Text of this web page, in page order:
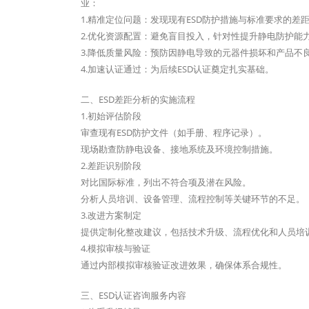
业：
1.精准定位问题：发现现有ESD防护措施与标准要求的差距
2.优化资源配置：避免盲目投入，针对性提升静电防护能力
3.降低质量风险：预防因静电导致的元器件损坏和产品不良
4.加速认证通过：为后续ESD认证奠定扎实基础。
二、ESD差距分析的实施流程
1.初始评估阶段
审查现有ESD防护文件（如手册、程序记录）。
现场勘查防静电设备、接地系统及环境控制措施。
2.差距识别阶段
对比国际标准，列出不符合项及潜在风险。
分析人员培训、设备管理、流程控制等关键环节的不足。
3.改进方案制定
提供定制化整改建议，包括技术升级、流程优化和人员培
4.模拟审核与验证
通过内部模拟审核验证改进效果，确保体系合规性。
三、ESD认证咨询服务内容